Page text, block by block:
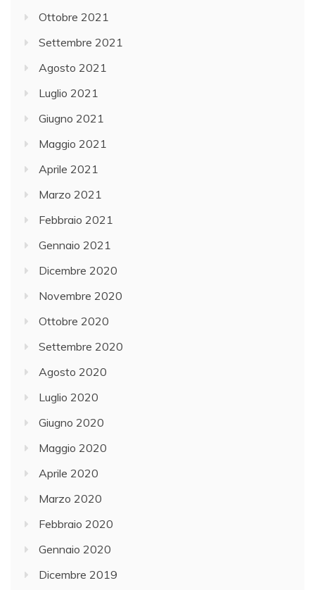
Ottobre 2021
Settembre 2021
Agosto 2021
Luglio 2021
Giugno 2021
Maggio 2021
Aprile 2021
Marzo 2021
Febbraio 2021
Gennaio 2021
Dicembre 2020
Novembre 2020
Ottobre 2020
Settembre 2020
Agosto 2020
Luglio 2020
Giugno 2020
Maggio 2020
Aprile 2020
Marzo 2020
Febbraio 2020
Gennaio 2020
Dicembre 2019